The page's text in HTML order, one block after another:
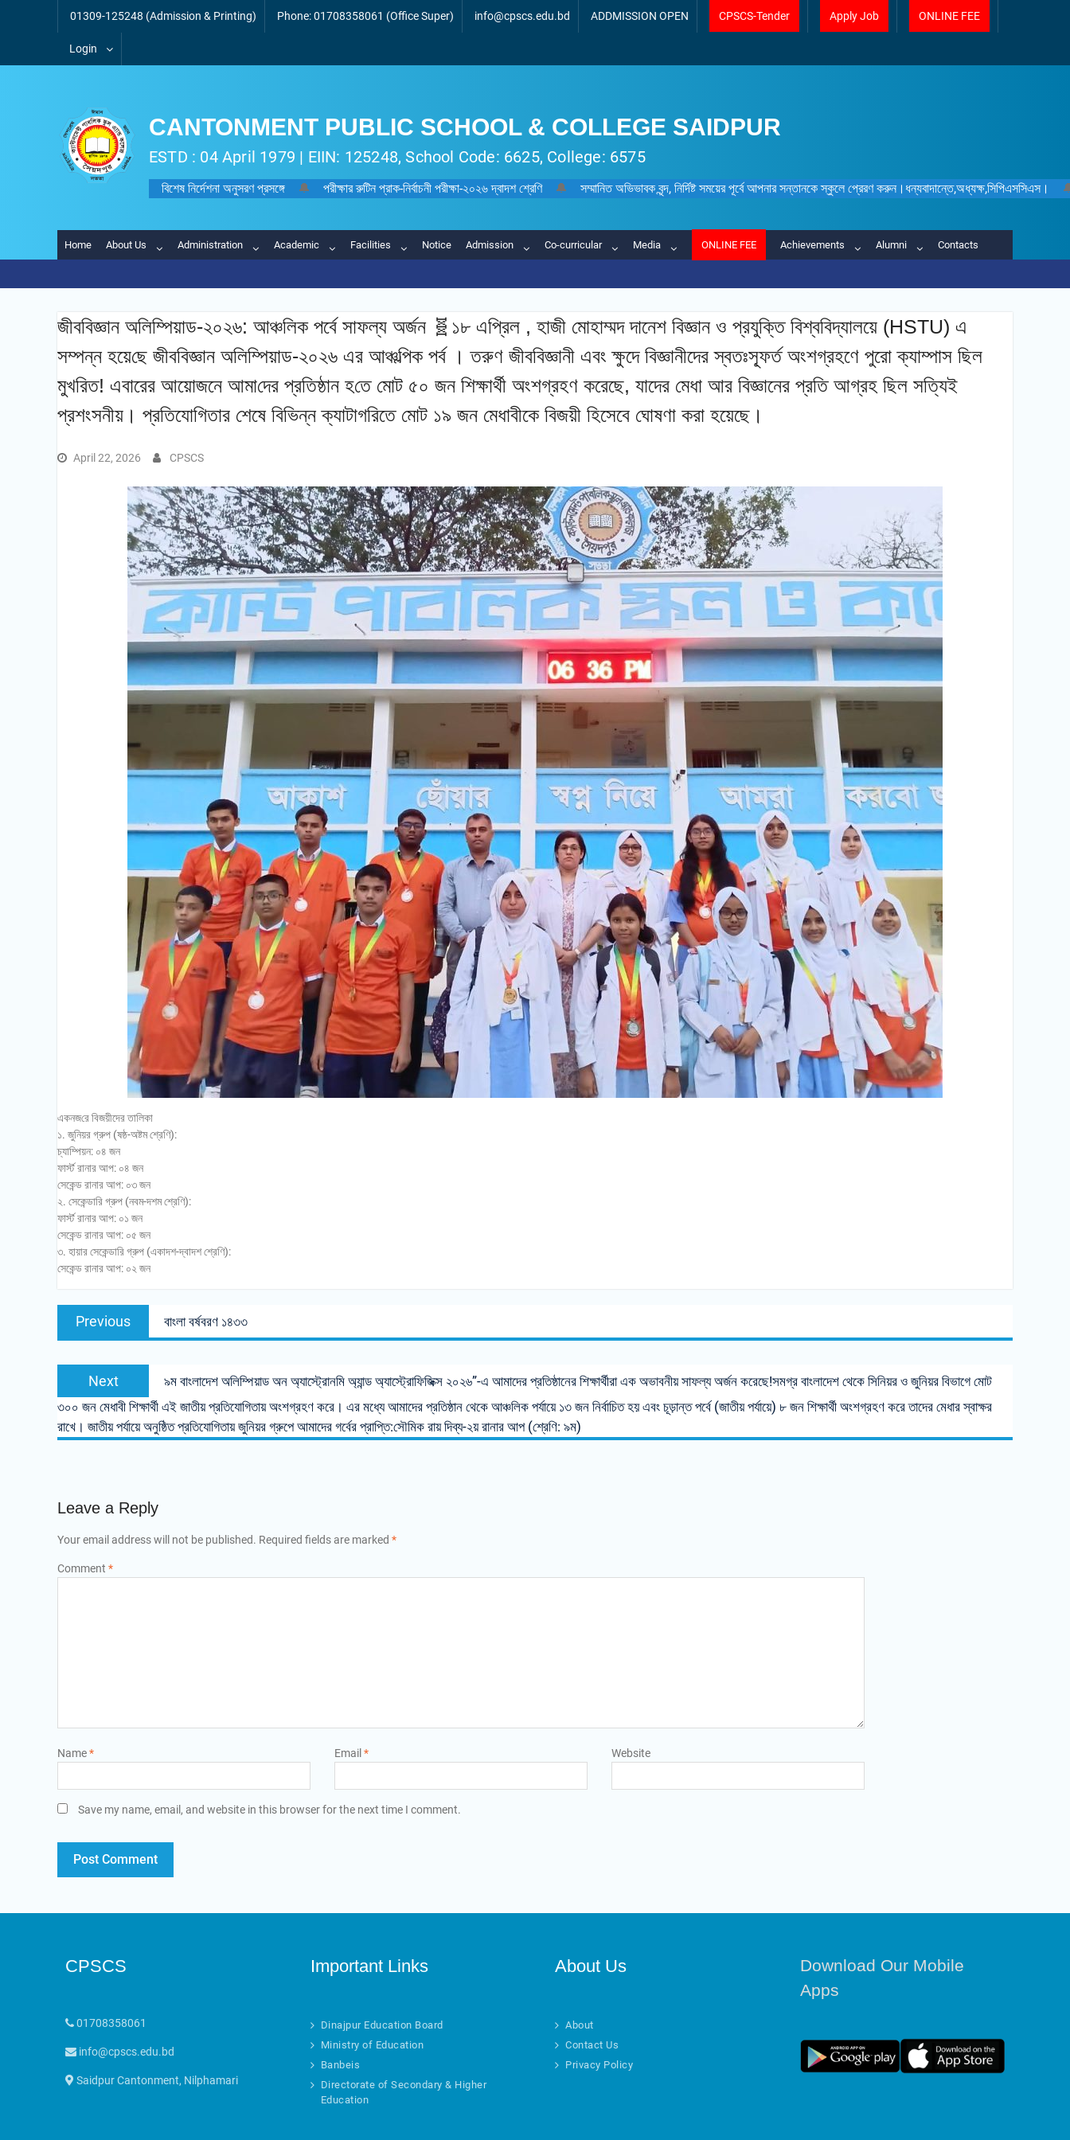
01309-125248 (Admission & Printing) Phone: 01708358061 (Office Super) info@cpscs.edu.bd ADDMISSION OPEN CPSCS-Tender Apply Job ONLINE FEE
Login
CANTONMENT PUBLIC SCHOOL & COLLEGE SAIDPUR
ESTD : 04 April 1979 | EIIN: 125248, School Code: 6625, College: 6575
বিশেষ নির্দেশনা অনুসরণ প্রসঙ্গে 🔔 পরীক্ষার রুটিন প্রাক-নির্বাচনী পরীক্ষা-২০২৬ দ্বাদশ শ্রেণি 🔔 সম্মানিত অভিভাবক বৃন্দ, নির্দিষ্ট সময়ের পূর্বে আপনার সন্তানকে স্কুলে প্রেরণ করুন।ধন্যবাদান্তে,অধ্যক্ষ,সিপিএসসিএস।
Home About Us Administration Academic Facilities Notice Admission Co-curricular Media ONLINE FEE Achievements Alumni Contacts
জীববিজ্ঞান অলিম্পিয়াড-২০২৬: আঞ্চ‌লিক পর্বে সাফল্য অর্জন 🧬১৮ এপ্র‌িল , হাজী মোহাম্মদ দানেশ বিজ্ঞান ও প্রযুক্তি বিশ্ববিদ্যালয়ে (HSTU) এ
সম্পন্ন হয়ে‌ছে জীববিজ্ঞান অলিম্পিয়াড-২০২৬ এর আঞ্চ‌ল্পিক পর্ব । তরুণ জীববিজ্ঞানী এবং ক্ষুদে বিজ্ঞানীদের স্বতঃস্ফূর্ত অংশগ্রহণে পুরো ক্যাম্পাস ছিল
মুখরিত! এবারের আয়োজনে আমা‌দের প্র‌তিষ্ঠান হ‌তে মোট ৫০ জন শিক্ষার্থী অংশগ্রহণ করেছে, যাদের মেধা আর বিজ্ঞানের প্রতি আগ্রহ ছিল সত্যিই
প্রশংসনীয়। প্রতিযোগিতার শেষে বিভিন্ন ক্যাটাগরিতে মোট ১৯ জন মেধাবীকে বিজয়ী হিসেবে ঘোষণা করা হয়েছে।
April 22, 2026 CPSCS
একনজ‌রে বিজয়ীদের তালিকা
১. জুনিয়র গ্রুপ (ষষ্ঠ-অষ্টম শ্রেণি):
চ্যাম্পিয়ন: ০৪ জন
ফার্স্ট রানার আপ: ০৪ জন
সেকেন্ড রানার আপ: ০৩ জন
২. সেকেন্ডারি গ্রুপ (নবম-দশম শ্রেণি):
ফার্স্ট রানার আপ: ০১ জন
সেকেন্ড রানার আপ: ০৫ জন
৩. হায়ার সেকেন্ডারি গ্রুপ (একাদশ-দ্বাদশ শ্রেণি):
সেকেন্ড রানার আপ: ০২ জন
Post
navigation
Previous
Previous
post:
বাংলা বর্ষবরণ ১৪৩৩
Next
post:
৯ম বাংলাদেশ অলিম্পিয়াড অন অ্যাস্ট্রোনমি অ্যান্ড অ্যাস্ট্রোফিজিক্স ২০২৬”-এ আমাদের প্রতিষ্ঠানের শিক্ষার্থীরা এক অভাবনীয় সাফল্য অর্জন করেছে!সমগ্র বাংলাদেশ থেকে সিনিয়র ও জুনিয়র বিভাগে মোট
৩০০ জন মেধাবী শিক্ষার্থী এই জাতীয় প্রতিযোগিতায় অংশগ্রহণ করে। এর মধ্যে আমাদের প্রতিষ্ঠান থেকে আঞ্চলিক পর্যায়ে ১৩ জন নির্বাচিত হয় এবং চূড়ান্ত পর্বে (জাতীয় পর্যায়ে) ৮ জন শিক্ষার্থী অংশগ্রহণ করে তাদের মেধার স্বাক্ষর
রাখে। জাতীয় পর্যায়ে অনুষ্ঠিত প্রতিযোগিতায় জুনিয়র গ্রুপে আমাদের গর্বের প্রাপ্তি:সৌমিক রায় দিব্য-২য় রানার আপ (শ্রেণি: ৯ম)
Leave a Reply
Your email address will not be published. Required fields are marked *
Comment *
Name* Email * Website
Save my name, email, and website in this browser for the next time I comment.
CPSCS
01708358061
info@cpscs.edu.bd
Saidpur Cantonment, Nilphamari
Important Links
Dinajpur Education Board
Ministry of Education
Banbeis
Directorate of Secondary & Higher
Education
About Us
About
Contact Us
Privacy Policy
Download Our Mobile
Apps